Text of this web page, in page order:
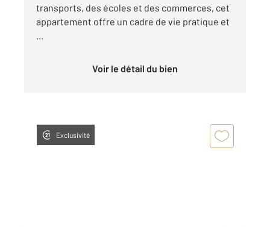
transports, des écoles et des commerces, cet
appartement offre un cadre de vie pratique et
...
Voir le détail du bien
Exclusivité